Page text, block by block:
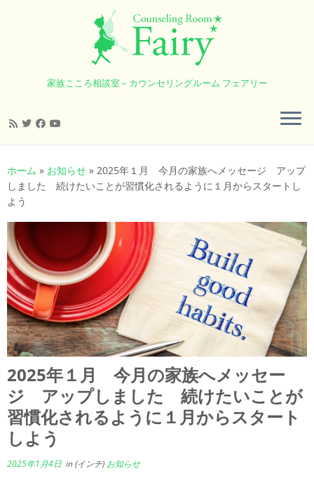
ン
キ
ッ
プ
家族こころ相談室 – カウンセリングルーム フェアリー
ホーム » お知らせ » 2025年１月 今月の家族へメッセージ アップ
しました 続けたいことが習慣化されるように１月からスタートし
よう
2025年１月 今月の家族へメッセー
ジ アップしました 続けたいことが
習慣化されるように１月からスタート
しよう
2025年1月4日 in (インチ) お知らせ